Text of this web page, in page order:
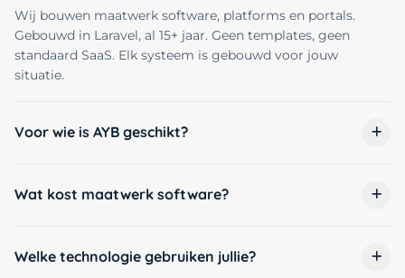
Wij bouwen maatwerk software, platforms en portals.
Gebouwd in Laravel, al 15+ jaar. Geen templates, geen
standaard SaaS. Elk systeem is gebouwd voor jouw
situatie.
Voor wie is AYB geschikt?
Wat kost maatwerk software?
Welke technologie gebruiken jullie?